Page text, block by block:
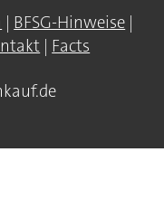
| BFSG-Hinweise |
| Facts